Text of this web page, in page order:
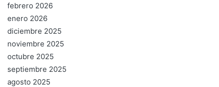
febrero 2026
enero 2026
diciembre 2025
noviembre 2025
octubre 2025
septiembre 2025
agosto 2025